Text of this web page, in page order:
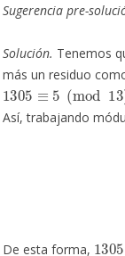
Sugerencia pre-
Solución. Tenemos
más un residuo
1305≡ 5(mod 13)
Así, trabajando
De esta forma,
1305